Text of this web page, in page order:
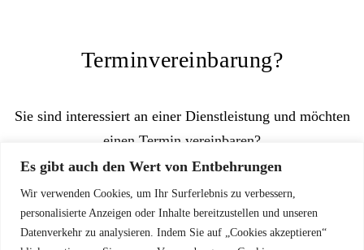
Es gibt auch den Wert von Entbehrungen
Wir verwenden Cookies, um Ihr Surferlebnis zu verbessern,
personalisierte Anzeigen oder Inhalte bereitzustellen und unseren
Datenverkehr zu analysieren. Indem Sie auf „Cookies akzeptieren“
Danach stellen sie noch einen bequemen Stuhl bereit, auf dem
Terminvereinbarung?
Sie sind interessiert an einer Dienstleistung und möchten
einen Termin vereinbaren?
JETZT VEREINBAREN